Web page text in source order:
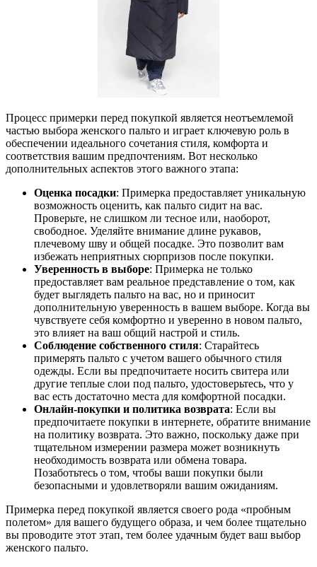
Процесс примерки перед покупкой является неотъемлемой
частью выбора женского пальто и играет ключевую роль в
обеспечении идеального сочетания стиля, комфорта и
соответствия вашим предпочтениям. Вот несколько
дополнительных аспектов этого важного этапа:
Оценка посадки: Примерка предоставляет уникальную
возможность оценить, как пальто сидит на вас.
Проверьте, не слишком ли тесное или, наоборот,
свободное. Уделяйте внимание длине рукавов,
плечевому шву и общей посадке. Это позволит вам
избежать неприятных сюрпризов после покупки.
Уверенность в выборе: Примерка не только
предоставляет вам реальное представление о том, как
будет выглядеть пальто на вас, но и приносит
дополнительную уверенность в вашем выборе. Когда вы
чувствуете себя комфортно и уверенно в новом пальто,
это влияет на ваш общий настрой и стиль.
Соблюдение собственного стиля: Старайтесь
примерять пальто с учетом вашего обычного стиля
одежды. Если вы предпочитаете носить свитера или
другие теплые слои под пальто, удостоверьтесь, что у
вас есть достаточно места для комфортной посадки.
Онлайн-покупки и политика возврата: Если вы
предпочитаете покупки в интернете, обратите внимание
на политику возврата. Это важно, поскольку даже при
тщательном измерении размера может возникнуть
необходимость возврата или обмена товара.
Позаботьтесь о том, чтобы ваши покупки были
безопасными и удовлетворяли вашим ожиданиям.
Примерка перед покупкой является своего рода «‎пробным
полетом» для вашего будущего образа, и чем более тщательно
вы проводите этот этап, тем более удачным будет ваш выбор
женского пальто.